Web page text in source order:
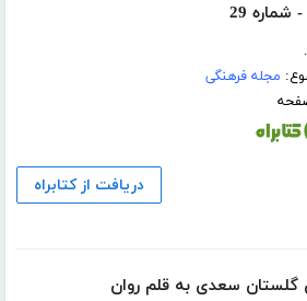
29
مجله فرهنگی
دریافت از کتابراه
گلستان سعدی به قلم روان